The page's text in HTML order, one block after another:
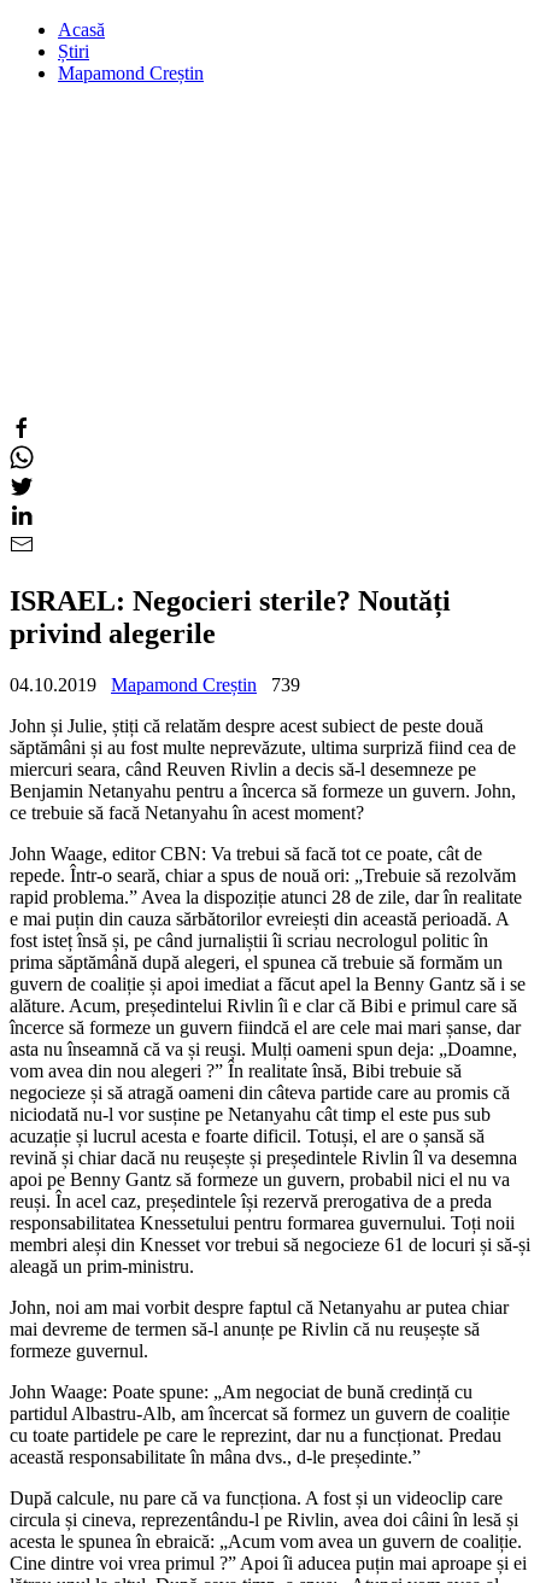
Acasă
Știri
Mapamond Creștin
ISRAEL: Negocieri sterile? Noutăți
privind alegerile
04.10.2019 Mapamond Creștin
739
John și Julie, știți că relatăm despre acest subiect de peste două
săptămâni și au fost multe neprevăzute, ultima surpriză fiind cea de
miercuri seara, când Reuven Rivlin a decis să-l desemneze pe
Benjamin Netanyahu pentru a încerca să formeze un guvern. John,
ce trebuie să facă Netanyahu în acest moment?
John Waage, editor CBN: Va trebui să facă tot ce poate, cât de
repede. Într-o seară, chiar a spus de nouă ori: „Trebuie să rezolvăm
rapid problema.” Avea la dispoziție atunci 28 de zile, dar în realitate
e mai puțin din cauza sărbătorilor evreiești din această perioadă. A
fost isteț însă și, pe când jurnaliștii îi scriau necrologul politic în
prima săptămână după alegeri, el spunea că trebuie să formăm un
guvern de coaliție și apoi imediat a făcut apel la Benny Gantz să i se
alăture. Acum, președintelui Rivlin îi e clar că Bibi e primul care să
încerce să formeze un guvern fiindcă el are cele mai mari șanse, dar
asta nu înseamnă că va și reuși. Mulți oameni spun deja: „Doamne,
vom avea din nou alegeri ?” În realitate însă, Bibi trebuie să
negocieze și să atragă oameni din câteva partide care au promis că
niciodată nu-l vor susține pe Netanyahu cât timp el este pus sub
acuzație și lucrul acesta e foarte dificil. Totuși, el are o șansă să
revină și chiar dacă nu reușește și președintele Rivlin îl va desemna
apoi pe Benny Gantz să formeze un guvern, probabil nici el nu va
reuși. În acel caz, președintele își rezervă prerogativa de a preda
responsabilitatea Knessetului pentru formarea guvernului. Toți noii
membri aleși din Knesset vor trebui să negocieze 61 de locuri și să-și
aleagă un prim-ministru.
John, noi am mai vorbit despre faptul că Netanyahu ar putea chiar
mai devreme de termen să-l anunțe pe Rivlin că nu reușește să
formeze guvernul.
John Waage: Poate spune: „Am negociat de bună credință cu
partidul Albastru-Alb, am încercat să formez un guvern de coaliție
cu toate partidele pe care le reprezint, dar nu a funcționat. Predau
această responsabilitate în mâna dvs., d-le președinte.”
După calcule, nu pare că va funcționa. A fost și un videoclip care
circula și cineva, reprezentându-l pe Rivlin, avea doi câini în lesă și
acesta le spunea în ebraică: „Acum vom avea un guvern de coaliție.
Cine dintre voi vrea primul ?” Apoi îi aducea puțin mai aproape și ei